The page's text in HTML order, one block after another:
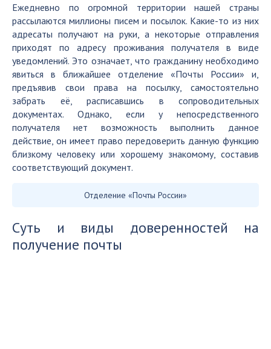
Ежедневно по огромной территории нашей страны
рассылаются миллионы писем и посылок. Какие-то из них
адресаты получают на руки, а некоторые отправления
приходят по адресу проживания получателя в виде
уведомлений. Это означает, что гражданину необходимо
явиться в ближайшее отделение «Почты России» и,
предъявив свои права на посылку, самостоятельно
забрать её, расписавшись в сопроводительных
документах. Однако, если у непосредственного
получателя нет возможность выполнить данное
действие, он имеет право передоверить данную функцию
близкому человеку или хорошему знакомому, составив
соответствующий документ.
Отделение «Почты России»
Суть и виды доверенностей на
получение почты